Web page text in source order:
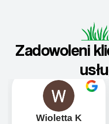
Zadowoleni
Wioletta K